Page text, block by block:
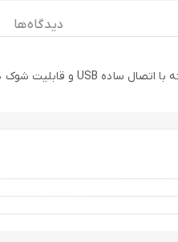
دیدگاه ها